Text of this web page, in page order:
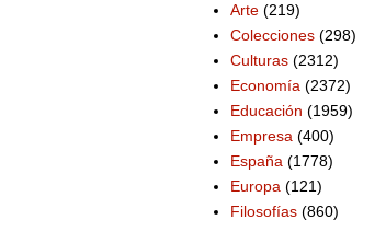
Arte (219)
Colecciones (298)
Culturas (2312)
Economía (2372)
Educación (1959)
Empresa (400)
España (1778)
Europa (121)
Filosofías (860)